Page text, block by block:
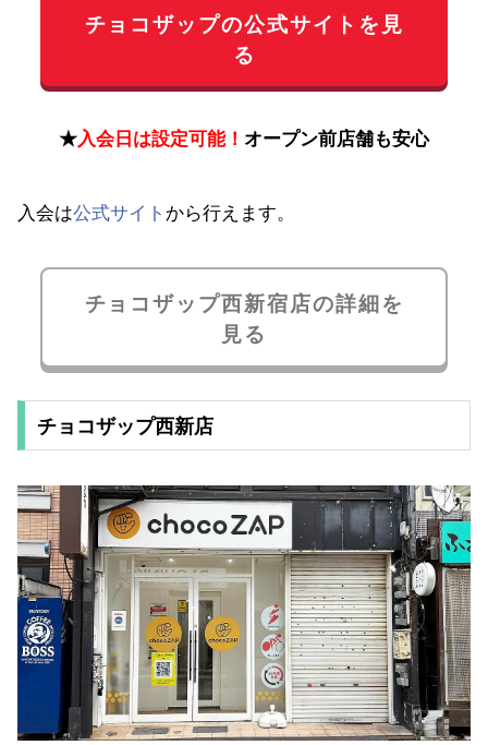
チョコザップの公式サイトを見
る
★入会日は設定可能！ オープン前店舗も安心
入会は公式サイト から行えます。
チョコザップ西新宿店の詳細を
見る
チョコザップ西新店